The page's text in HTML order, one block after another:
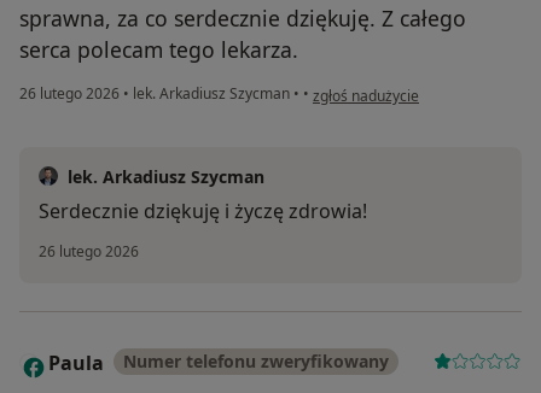
sprawna, za co serdecznie dziękuję. Z całego
serca polecam tego lekarza.
26 lutego 2026 • lek. Arkadiusz Szycman • • w opinii użytkownika Regina
zgłoś nadużycie
lek. Arkadiusz Szycman
Serdecznie dziękuję i życzę zdrowia!
26 lutego 2026
P Paula Numer telefonu zweryfikowany